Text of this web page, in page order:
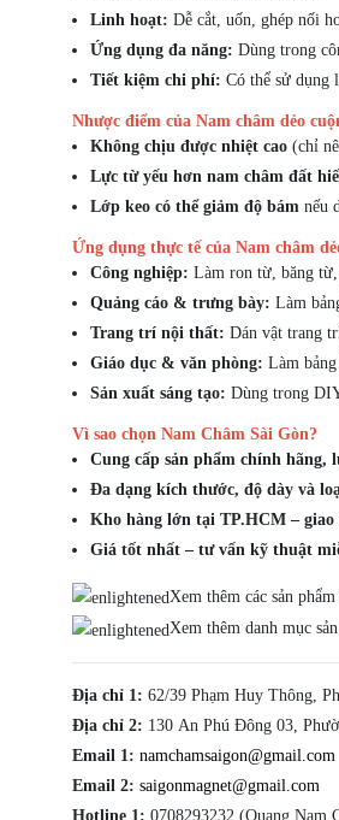
Linh hoạt: Dễ cắt, uốn, ghép nối
Ứng dụng đa năng: Dùng trong
Tiết kiệm chi phí: Có thể sử dụng
Nhược điểm của Nam châm dẻo
Không chịu được nhiệt cao(chỉ
Lực từ yếu hơn nam châm đất
Lớp keo có thể giảm độ bámnếu
Ứng dụng thực tế của Nam châm
Công nghiệp: Làm ron từ, băng
Quảng cáo & trưng bày: Làm
Trang trí nội thất: Dán vật trang
Giáo dục & văn phòng: Làm
Sản xuất sáng tạo: Dùng trong
Vì sao chọn Nam Châm Sài Gòn?
Cung cấp sản phẩm chính hãng,
Đa dạng kích thước, độ dày và
Kho hàng lớn tại TP.HCM – giao
Giá tốt nhất – tư vấn kỹ thuật
Xem thêm các sản
Xem thêm danh mục
Địa chỉ 1: 62/39 Phạm Huy Thông,
Địa chỉ 2: 130 An Phú Đông 03,
Email 1: namchamsaigon@gmail.com
Email 2: saigonmagnet@gmail.com
Hotline 1: 0708293232 (Quang Nam